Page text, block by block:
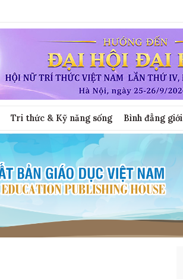
Tri thức & Kỹ năng sống Bình đẳng giới